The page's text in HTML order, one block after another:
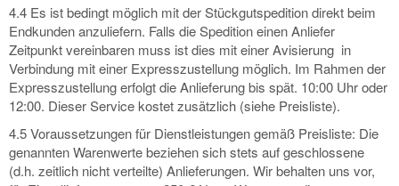
4.4 Es ist bedingt möglich mit der Stückgutspedition direkt beim
Endkunden anzuliefern. Falls die Spedition einen Anliefer
Zeitpunkt vereinbaren muss ist dies mit einer Avisierung in
Verbindung mit einer Expresszustellung möglich. Im Rahmen der
Expresszustellung erfolgt die Anlieferung bis spät. 10:00 Uhr oder
12:00. Dieser Service kostet zusätzlich (siehe Preisliste).
4.5 Voraussetzungen für Dienstleistungen gemäß Preisliste: Die
genannten Warenwerte beziehen sich stets auf geschlossene
(d.h. zeitlich nicht verteilte) Anlieferungen. Wir behalten uns vor,